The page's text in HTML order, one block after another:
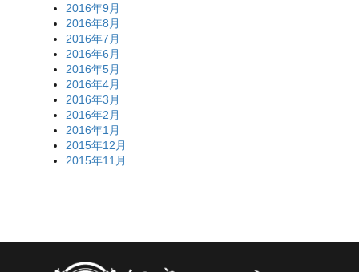
2016年9月
2016年8月
2016年7月
2016年6月
2016年5月
2016年4月
2016年3月
2016年2月
2016年1月
2015年12月
2015年11月